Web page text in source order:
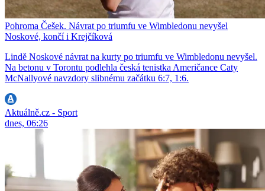
Pohroma Češek. Návrat po triumfu ve Wimbledonu nevyšel
Noskové, končí i Krejčíková
Lindě Noskové návrat na kurty po triumfu ve Wimbledonu nevyšel.
Na betonu v Torontu podlehla česká tenistka Američance Caty
McNallyové navzdory slibnému začátku 6:7, 1:6.
Aktuálně.cz - Sport
dnes, 06:26